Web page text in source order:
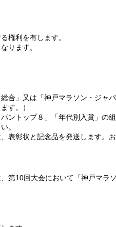
権利を有します。
ります。
合」又は「神戸マラソン・ジャ
す。）
ントップ８」「年代別入賞」の
。
表彰状と記念品を発送します。
第10回大会において「神戸マラ